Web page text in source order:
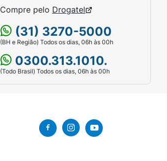
Compre pelo Drogatel
(31) 3270-5000
(BH e Região) Todos os dias, 06h às 00h
0300.313.1010.
(Todo Brasil) Todos os dias, 06h às 00h